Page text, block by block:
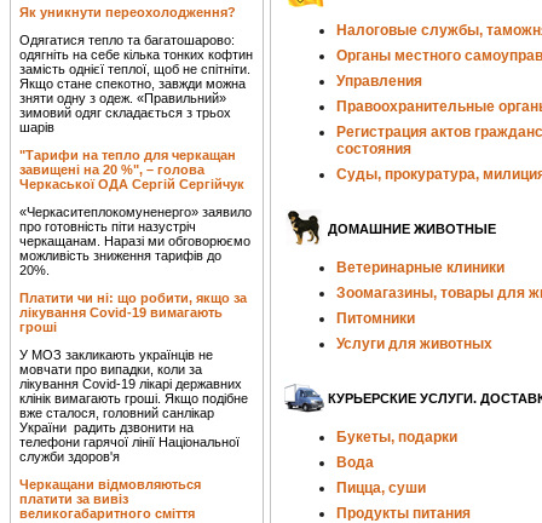
Як уникнути переохолодження?
Одягатися тепло та багатошарово:
одягніть на себе кілька тонких кофтин
замість однієї теплої, щоб не спітніти.
Якщо стане спекотно, завжди можна
зняти одну з одеж. «Правильний»
зимовий одяг складається з трьох
шарів
"Тарифи на тепло для черкащан
завищені на 20 %", – голова
Черкаської ОДА Сергій Сергійчук
«Черкаситеплокомуненерго» заявило
про готовність піти назустріч
черкащанам. Наразі ми обговорюємо
можливість зниження тарифів до
20%.
Платити чи ні: що робити, якщо за
лікування Covid-19 вимагають
гроші
У МОЗ закликають українців не
мовчати про випадки, коли за
лікування Covid-19 лікарі державних
клінік вимагають гроші. Якщо подібне
вже сталося, головний санлікар
України радить дзвонити на
телефони гарячої лінії Національної
служби здоров'я
Черкащани відмовляються
платити за вивіз
великогабаритного сміття
Налоговые службы,
Органы местного
Управления
Правоохранительные
Регистрация актов
состояния
Суды, прокуратура,
ДОМАШНИЕ ЖИВОТНЫЕ
Ветеринарные клиники
Зоомагазины, товары для
Питомники
Услуги для животных
КУРЬЕРСКИЕ УСЛУГИ.
Букеты, подарки
Вода
Пицца, суши
Продукты питания